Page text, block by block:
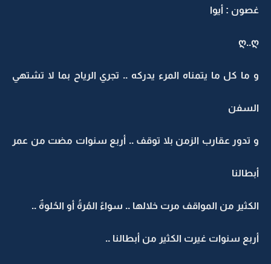
غصون : أيوا
ღ..ღ
و ما كل ما يتمناه المرء يدركه .. تجري الرياح بما لا تشتهي
السفن
و تدور عقارب الزمن بلا توقف .. أربع سنوات مضت من عمر
أبطالنا
الكثير من المواقف مرت خلالها .. سواءً المُرةُ أو الحُلوةٌ ..
أربع سنوات غيرت الكثير من أبطالنا ..